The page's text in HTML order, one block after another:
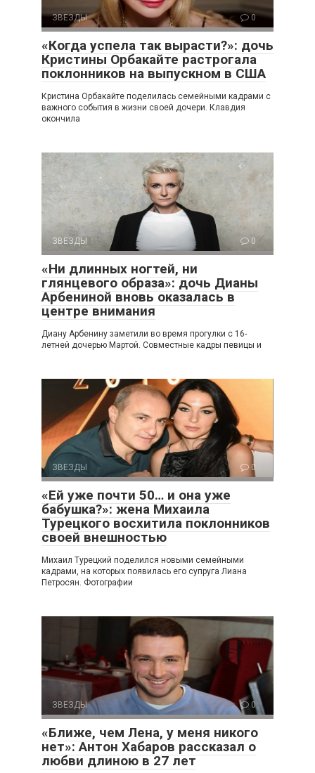
ЗВЕЗДЫ 0
«Когда успела так вырасти?»: дочь
Кристины Орбакайте растрогала
поклонников на выпускном в США
Кристина Орбакайте поделилась семейными кадрами с
важного события в жизни своей дочери. Клавдия
окончила
ЗВЕЗДЫ 0
«Ни длинных ногтей, ни
глянцевого образа»: дочь Дианы
Арбениной вновь оказалась в
центре внимания
Диану Арбенину заметили во время прогулки с 16-
летней дочерью Мартой. Совместные кадры певицы и
ЗВЕЗДЫ 0
«Ей уже почти 50… и она уже
бабушка?»: жена Михаила
Турецкого восхитила поклонников
своей внешностью
Михаил Турецкий поделился новыми семейными
кадрами, на которых появилась его супруга Лиана
Петросян. Фотографии
ЗВЕЗДЫ 0
«Ближе, чем Лена, у меня никого
нет»: Антон Хабаров рассказал о
любви длиною в 27 лет